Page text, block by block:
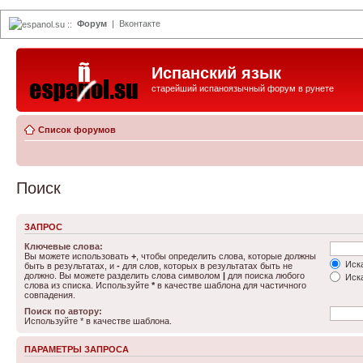
espanol.su :: Форум | Вконтакте
Испанский язык
старейший испаноязычный форум в рунете
Список форумов
Поиск
ЗАПРОС
Ключевые слова:
Вы можете использовать + , чтобы определить слова, которые должны
быть в результатах, и - для слов, которых в результатах быть не
должно. Вы можете разделить слова символом | для поиска любого
слова из списка. Используйте * в качестве шаблона для частичного
совпадения.
Поиск по автору:
Используйте * в качестве шаблона.
ПАРАМЕТРЫ ЗАПРОСА